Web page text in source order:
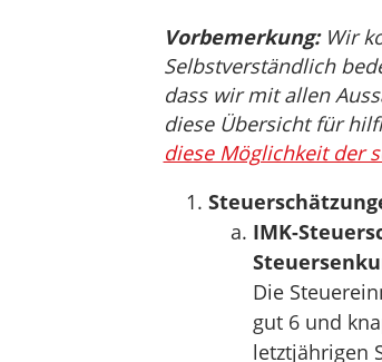
Vorbemerkung:Wir
Selbstverständlich
dass wir mit allen
diese Übersicht für
diese Möglichkeit der
IMK-
Die
gut 6 und
letztjährigen